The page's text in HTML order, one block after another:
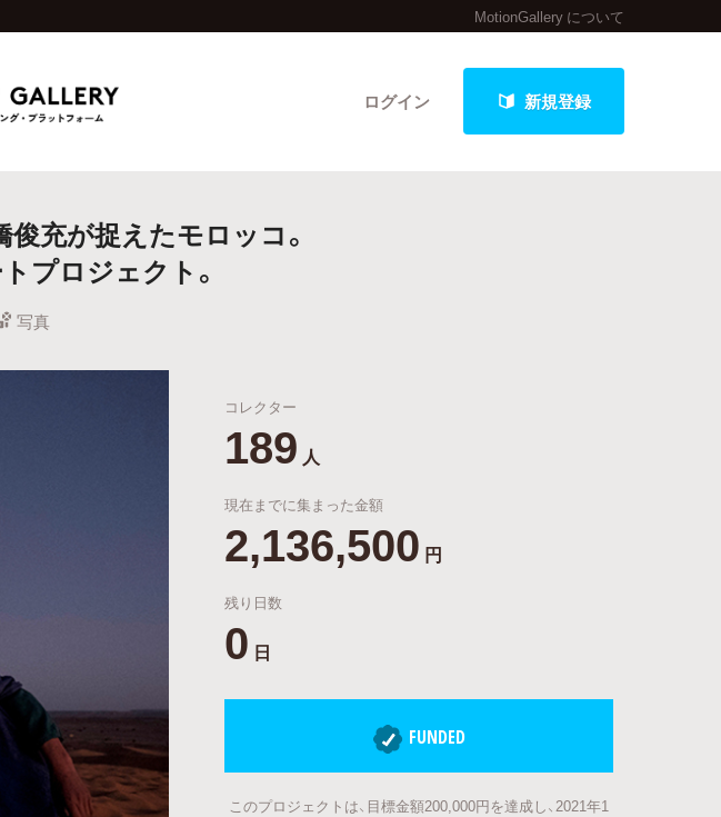
MotionGallery について
ログイン 新規登録
ト 終了間近のプロジェクト
ら探す 特集から探す
充が捉えたモロッコ。
プロジェクト。
写真
コレクター
189 人
現在までに集まった金額
2,136,500 円
残り日数
0 日
FUNDED
このプロジェクトは、目標金額200,000円を達成し、2021年1